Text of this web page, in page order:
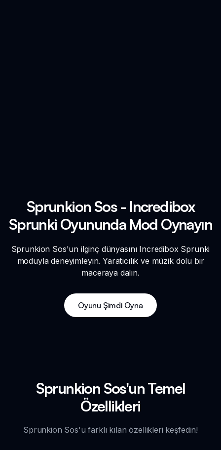
Sprunkion Sos - Incredibox
Sprunki Oyununda Mod Oynayın
Sprunkion Sos'un ilginç dünyasını Incredibox Sprunki
moduyla deneyimleyin. Yaratıcılık ve müzik dolu bir
maceraya dalın.
Oyunu Şimdi Oyna
Sprunkion Sos'un Temel
Özellikleri
Sprunkion Sos'u farklı kılan özellikleri keşfedin!